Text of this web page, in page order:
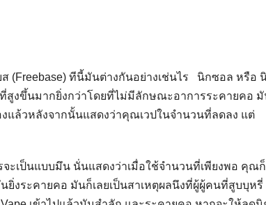
(Freebase) ทีนี้มันต่างกันอย่างเช่นไร นิกซอล หรือ
งขึ้นมากยิ่งกว่าโดยที่ไม่มีลักษณะอาการระคายคอ
แล้วหลังจากนั้นแสดงว่าคุณเวปในจำนวนที่ลดลง แต่
จะเป็นแบบมึน นั่นแสดงว่าเมื่อใช้จำนวนที่เพียงพอ คุณก็
งระคายคอ มันก็เลยเป็นสาเหตุผลนึงที่ผู้ผู้คนที่สูบบุหรี่